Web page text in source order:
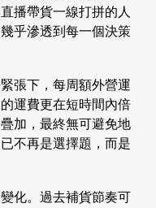
播帶貨一線打拼的人
乎滲透到每一個決策
張下，每周額外營運
運費更在短時間內倍
加，最終無可避免地
不再是選擇題，而是
化。過去補貨節奏可